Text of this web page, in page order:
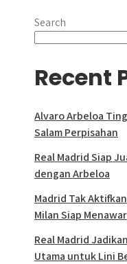
Search
Recent
Alvaro Arbeloa
Salam Perpisahan
Real Madrid Siap
dengan Arbeloa
Madrid Tak
Milan Siap Menawar
Real Madrid
Utama untuk Lini